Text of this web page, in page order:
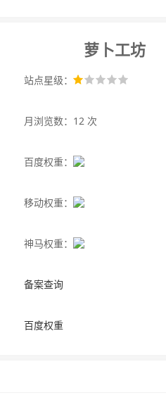
萝卜工坊
站点星级：
月浏览数：12 次
百度权重：
移动权重：
神马权重：
备案查询
百度权重